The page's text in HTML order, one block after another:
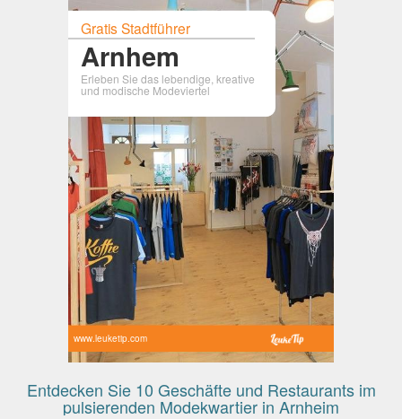
Gratis Stadtführer
Arnhem
Erleben Sie das lebendige, kreative
und modische Modeviertel
www.leuketip.com
Entdecken Sie 10 Geschäfte und Restaurants im
pulsierenden Modekwartier in Arnheim